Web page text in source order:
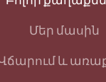
Մեր մասին
և